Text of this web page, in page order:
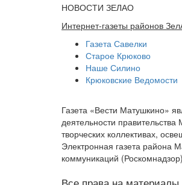
НОВОСТИ ЗЕЛАО
Интернет-газеты районов
Газета Савелки
Старое Крюково
Наше Силино
Крюковские Ведомости
Газета «Вести Матушкино»
деятельности
творческих коллективах,
Электронная газета района
коммуникаций